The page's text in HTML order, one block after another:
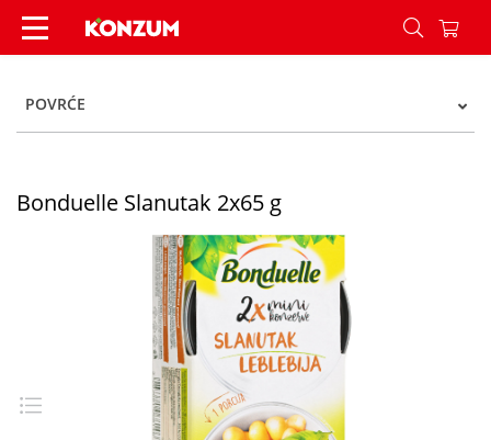
Bonduelle Slanutak 2x65 g - Konzum
POVRĆE
Bonduelle Slanutak 2x65 g